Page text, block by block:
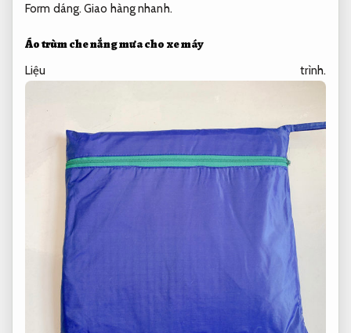
Form dáng. Giao hàng nhanh.
Áo trùm chenắng mưa cho xe máy
Liệu trình.